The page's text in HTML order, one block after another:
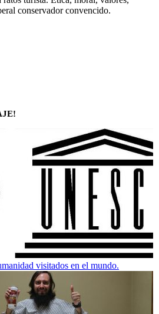
conservador convencido.
visitados en el mundo.